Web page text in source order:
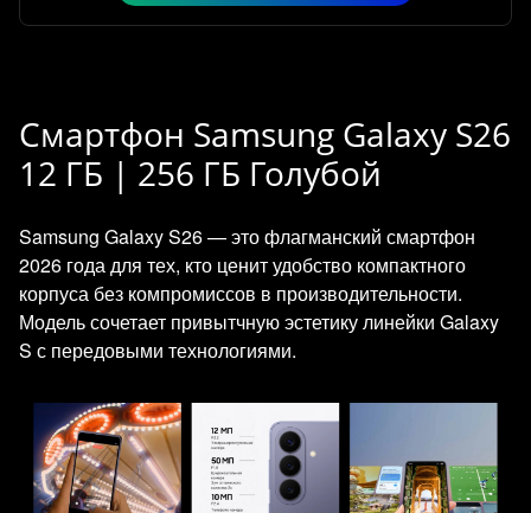
Смартфон Samsung Galaxy S26
12 ГБ | 256 ГБ Голубой
Samsung Galaxy S26 — это флагманский смартфон
2026 года для тех, кто ценит удобство компактного
корпуса без компромиссов в производительности.
Модель сочетает привытчную эстетику линейки Galaxy
S с передовыми технологиями.